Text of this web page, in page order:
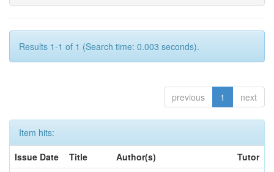
Results 1-1 of 1 (Search time: 0.003 seconds).
previous 1 next
Item hits:
Issue Date
Title Author(s)
Tutor